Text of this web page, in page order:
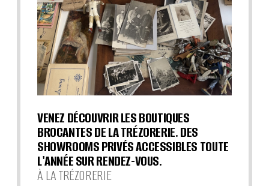
VENEZ DÉCOUVRIR LES BOUTIQUES
BROCANTES DE LA TRÉZORERIE. DES
SHOWROOMS PRIVÉS ACCESSIBLES TOUTE
L'ANNÉE SUR RENDEZ-VOUS.
À LA TRÉZORERIE